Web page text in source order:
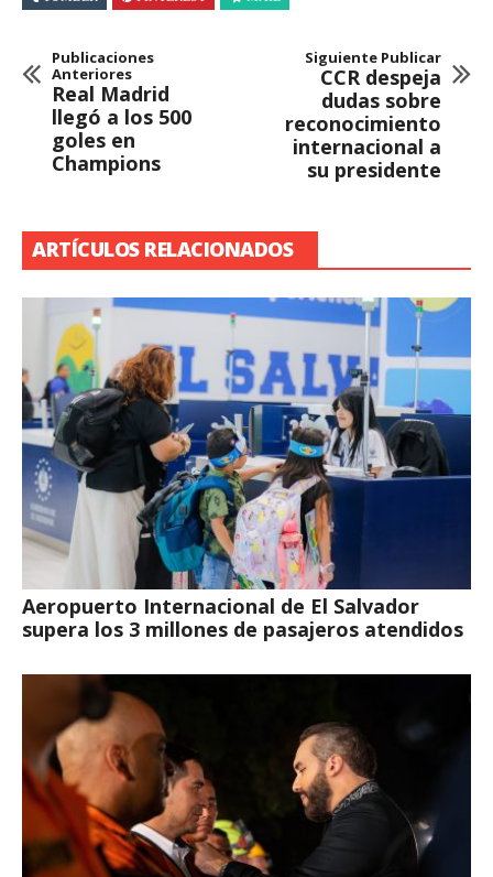
Publicaciones
Anteriores
Real Madrid
llegó a los 500
goles en
Champions
Siguiente Publicar
CCR despeja
dudas sobre
reconocimiento
internacional a
su presidente
ARTÍCULOS RELACIONADOS
Aeropuerto Internacional de El Salvador
supera los 3 millones de pasajeros atendidos